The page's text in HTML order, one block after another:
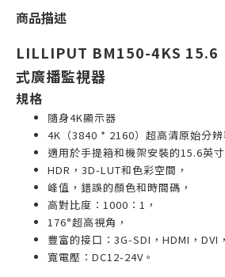
商品描述
LILLIPUT BM150-4KS
式廣播監視器
規格
隨身4K顯示器
4K（3840 * 2160）超高清原始分
適用於手提箱和機架安裝的15.6英寸
HDR，3D-LUT和色彩空間，
峰值，錯誤的顏色和時間碼，
高對比度：1000：1，
176°超高視角，
豐富的接口：3G-SDI，HDMI，DVI
寬電壓：DC12-24V。